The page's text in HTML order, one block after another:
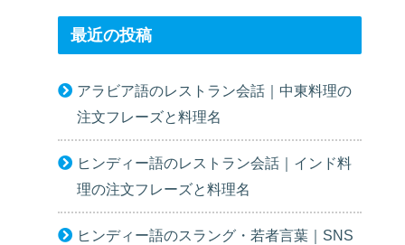
最近の投稿
アラビア語のレストラン会話｜中東料理の
注文フレーズと料理名
ヒンディー語のレストラン会話｜インド料
理の注文フレーズと料理名
ヒンディー語のスラング・若者言葉｜SNS